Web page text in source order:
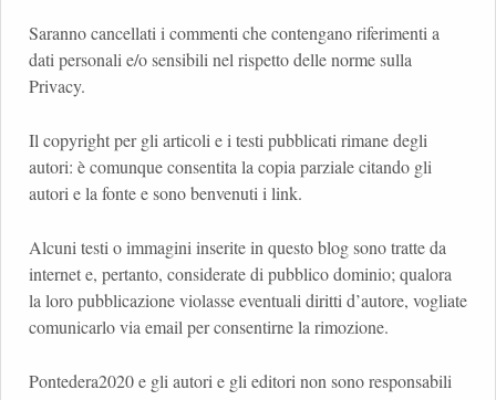
Saranno cancellati i commenti che contengano riferimenti a
dati personali e/o sensibili nel rispetto delle norme sulla
Privacy.
Il copyright per gli articoli e i testi pubblicati rimane degli
autori: è comunque consentita la copia parziale citando gli
autori e la fonte e sono benvenuti i link.
Alcuni testi o immagini inserite in questo blog sono tratte da
internet e, pertanto, considerate di pubblico dominio; qualora
la loro pubblicazione violasse eventuali diritti d’autore, vogliate
comunicarlo via email per consentirne la rimozione.
Pontedera2020 e gli autori e gli editori non sono responsabili